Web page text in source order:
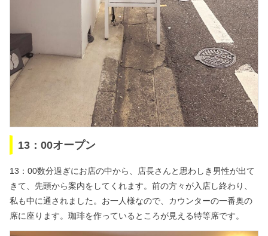
13：00オープン
13：00数分過ぎにお店の中から、店長さんと思わしき男性が出て
きて、先頭から案内をしてくれます。前の方々が入店し終わり、
私も中に通されました。お一人様なので、カウンターの一番奥の
席に座ります。珈琲を作っているところが見える特等席です。